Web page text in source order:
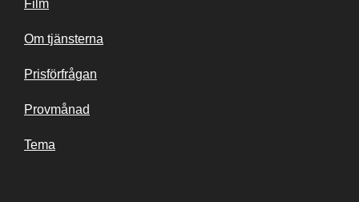
Film
Om tjänsterna
Prisförfrågan
Provmånad
Tema